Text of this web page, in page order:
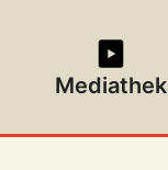
Mediathek